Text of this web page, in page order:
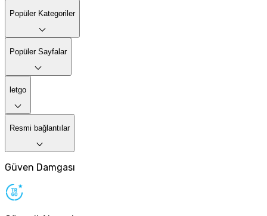
Popüler Kategoriler
Popüler Sayfalar
letgo
Resmi bağlantılar
Güven Damgası